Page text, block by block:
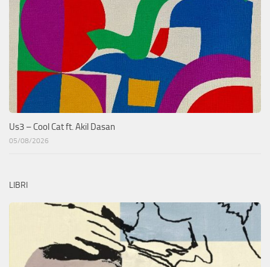
Us3 – Cool Cat ft. Akil Dasan
05/08/2026
LIBRI